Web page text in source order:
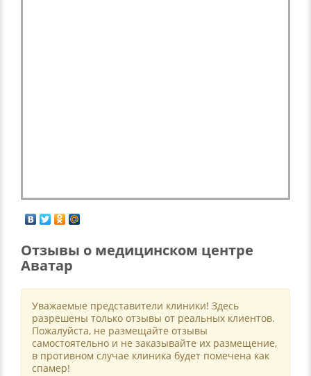
Отзывы о медицинском центре
Аватар
Уважаемые представители клиники! Здесь
разрешены только отзывы от реальных клиентов.
Пожалуйста, не размещайте отзывы
самостоятельно и не заказывайте их размещение,
в противном случае клиника будет помечена как
спамер!